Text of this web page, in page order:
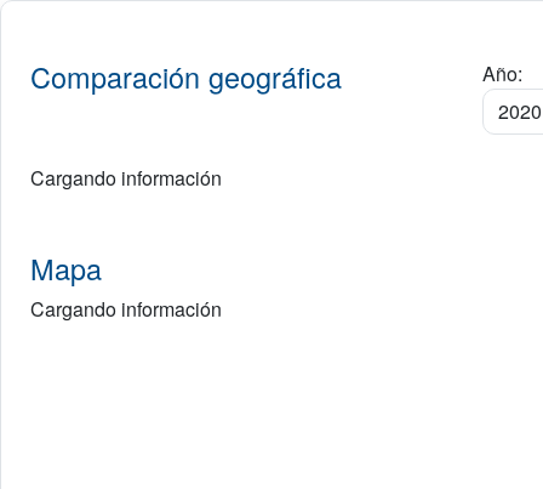
Comparación geográfica Año:
Cargando información
Mapa
Cargando información